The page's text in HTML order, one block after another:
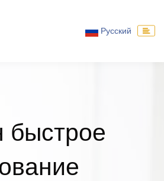
Русский
быстрое